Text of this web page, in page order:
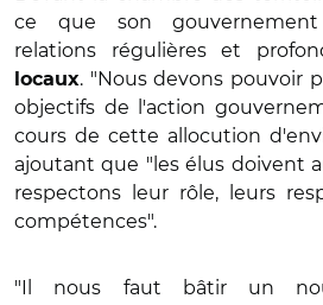
ce que son
relations régulières et
locaux. "Nous devons pouvoir
objectifs de l'action
cours de cette allocution
ajoutant que "les élus doivent
respectons leur rôle, leurs
compétences".
"Il nous faut bâtir un